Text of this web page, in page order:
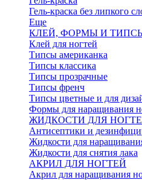
Гель-краска без липкого
Еще
КЛЕЙ, ФОРМЫ И
Клей для ногтей
Типсы американка
Типсы классика
Типсы прозрачные
Типсы френч
Типсы цветные и для
Формы для наращивания
ЖИДКОСТИ ДЛЯ
Антисептики и
Жидкости для
Жидкости для снятия лака
АКРИЛ ДЛЯ НОГТЕЙ
Акрил для наращивания